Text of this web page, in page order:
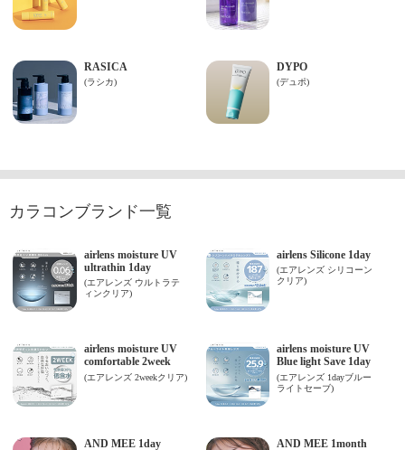
カラコンブランド一覧